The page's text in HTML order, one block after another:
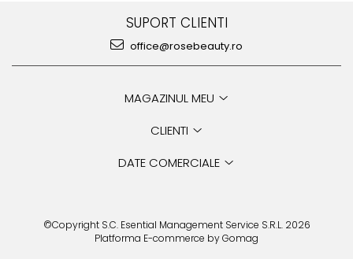
SUPORT CLIENTI
office@rosebeauty.ro
MAGAZINUL MEU
CLIENTI
DATE COMERCIALE
©Copyright S.C. Esential Management Service S.R.L. 2026
Platforma E-commerce by Gomag